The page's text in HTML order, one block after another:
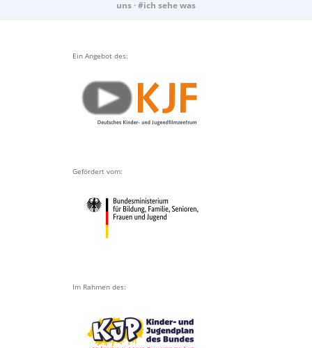
uns · #ich sehe was
Ein Angebot des:
Gefördert vom:
Im Rahmen des: